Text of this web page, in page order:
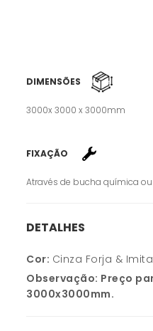
DIMENSÕES
3000x 3000 x 3000mm
FIXAÇÃO
Através de bucha química
DETALHES
Cor: Cinza Forja &
Observação: Preço
3000x3000mm.